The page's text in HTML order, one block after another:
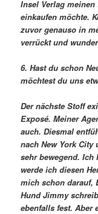
Insel Verlag
einkaufen möchte.
zuvor genauso in
verrückt und
6.Hast du schon
möchtest du uns
Der nächste Stoff
Exposé. Meiner
auch. Diesmal
nach New York
sehr bewegend.
werde ich diesen
mich schon darauf,
Hund Jimmy
ebenfalls fest. Aber